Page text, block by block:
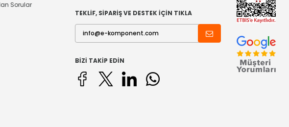
Sorular
TEKLİF, SİPARİŞ VE DESTEK İÇİN TIKLA
BIZI TAKIP EDIN